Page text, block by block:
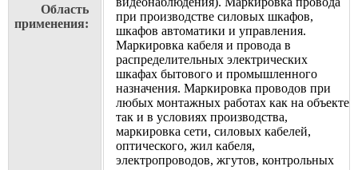
Область
применения:
при производстве силовых шкафов,
шкафов автоматики и управления.
Маркировка кабеля и провода в
распределительных электрических
шкафах бытового и промышленного
назначения. Маркировка проводов при
любых монтажных работах как на объекте
так и в условиях производства,
маркировка сети, силовых кабелей,
оптического, жил кабеля,
электропроводов, жгутов, контрольных